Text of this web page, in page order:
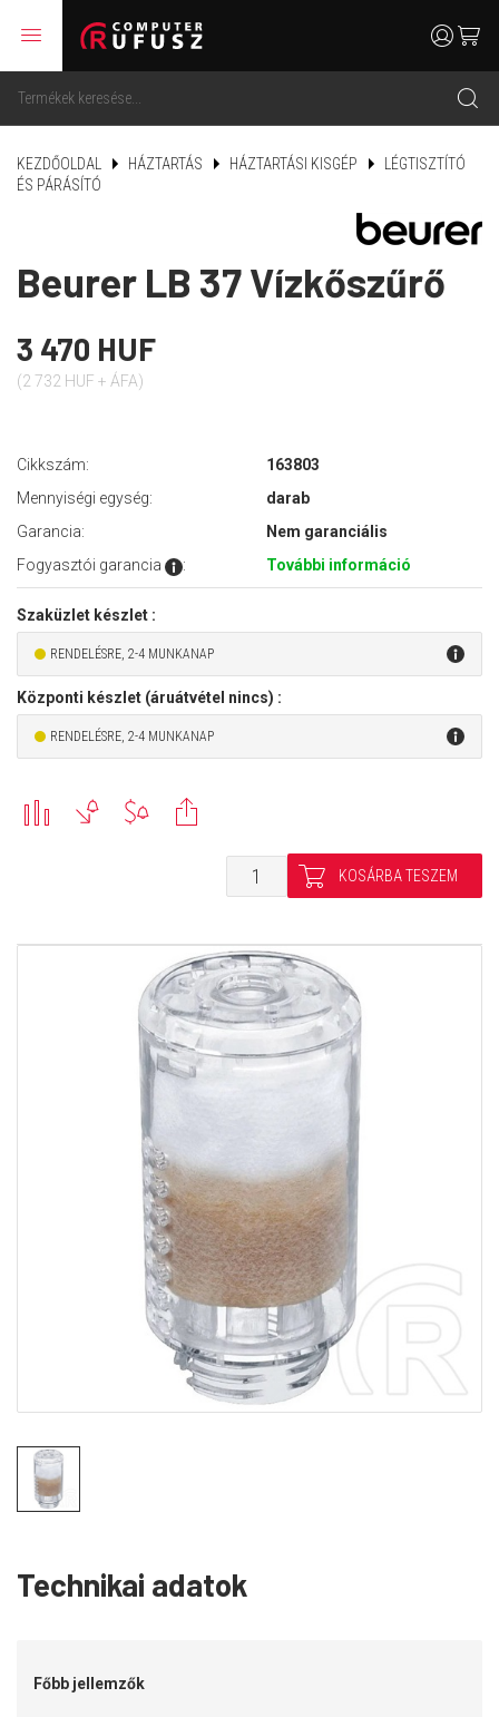
menu
search
usercart
KEZDŐOLDAL HÁZTARTÁS HÁZTARTÁSI KISGÉP
LÉGTISZTÍTÓ
ÉS PÁRÁSÍTÓ
Beurer LB 37 Vízkőszűrő
3 470 HUF
(2 732 HUF + ÁFA)
Cikkszám:
163803
Mennyiségi egység:
darab
Garancia:
Nem garanciális
Fogyasztói garancia
: További információ
Szaküzlet készlet :
RENDELÉSRE, 2-4 MUNKANAP
Központi készlet (áruátvétel nincs) :
RENDELÉSRE, 2-4 MUNKANAP
Technikai adatok
Főbb jellemzők